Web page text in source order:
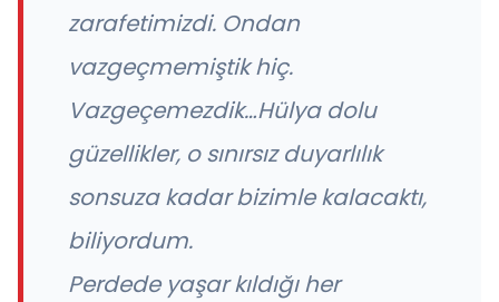
zarafetimizdi. Ondan
vazgeçmemiştik hiç.
Vazgeçemezdik…Hülya dolu
güzellikler, o sınırsız duyarlılık
sonsuza kadar bizimle kalacaktı,
biliyordum.
Perdede yaşar kıldığı her